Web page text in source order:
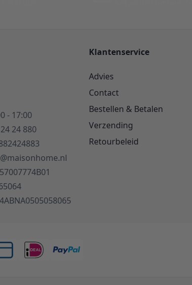
- 17:00
24 880
Klantenservice
Advies
Contact
Bestellen & Betalen
Verzending
Retourbeleid